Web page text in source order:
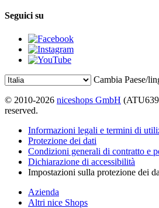
Seguici su
Cambia Paese/
© 2010-2026 niceshops GmbH
reserved.
Informazioni legali e termini di
Protezione dei dati
Condizioni generali di contratto e
Dichiarazione di accessibilità
Impostazioni sulla protezione dei
Azienda
Altri nice Shops